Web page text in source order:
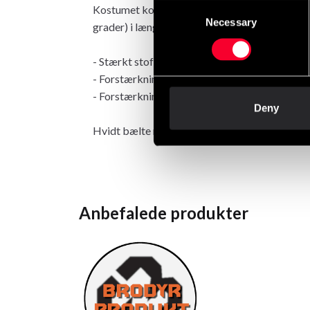
Consent
Selection
Necessary
Deny
Kostumet kommer som sæt, jakke, bukser
grader) i længden, og at jakkens ærmer
- Stærkt stof
- Forstærkninger ved knæene
- Forstærkninger i armhulen
Hvidt bælte medfølger.
Anbefalede produkter